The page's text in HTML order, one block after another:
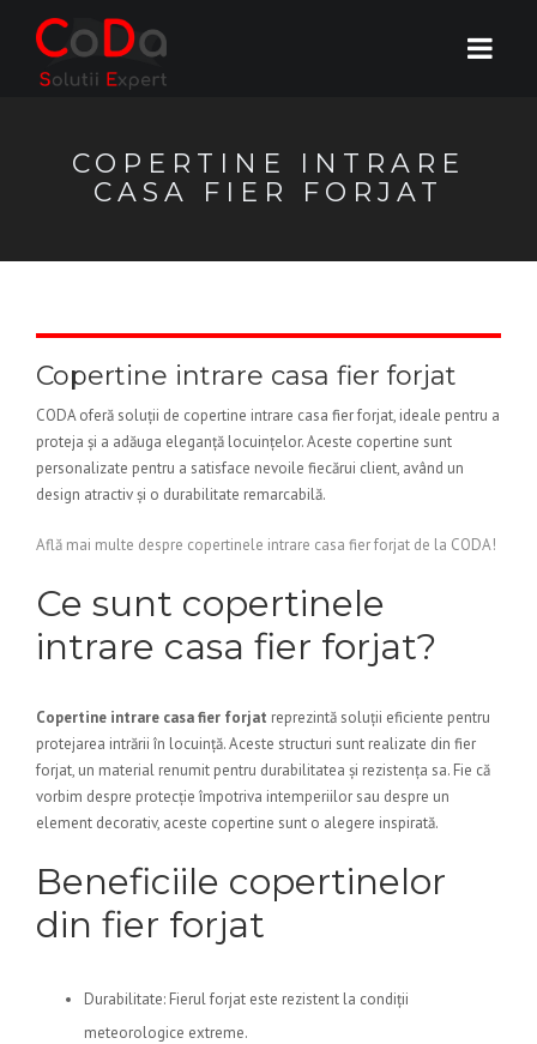
COPERTINE INTRARE
CASA FIER FORJAT
Copertine intrare casa fier forjat
CODA oferă soluții de copertine intrare casa fier forjat, ideale pentru a
proteja și a adăuga eleganță locuințelor. Aceste copertine sunt
personalizate pentru a satisface nevoile fiecărui client, având un
design atractiv și o durabilitate remarcabilă.
Află mai multe despre copertinele intrare casa fier forjat de la CODA!
Ce sunt copertinele
intrare casa fier forjat?
Copertine intrare casa fier forjat reprezintă soluții eficiente pentru
protejarea intrării în locuință. Aceste structuri sunt realizate din fier
forjat, un material renumit pentru durabilitatea și rezistența sa. Fie că
vorbim despre protecție împotriva intemperiilor sau despre un
element decorativ, aceste copertine sunt o alegere inspirată.
Beneficiile copertinelor
din fier forjat
Durabilitate: Fierul forjat este rezistent la condiții
meteorologice extreme.